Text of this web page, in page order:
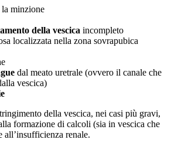
minzione
della vescica incompleto
localizzata nella zona sovrapubica
dal meato uretrale (ovvero il canale che
vescica)
della vescica, nei casi più gravi,
formazione di calcoli (sia in vescica che
all’insufficienza renale.